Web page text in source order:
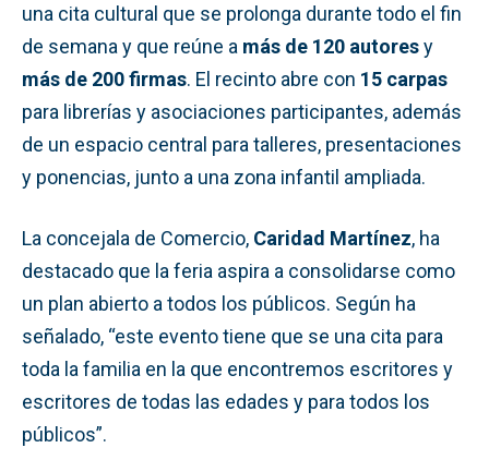
una cita cultural que se prolonga durante todo el fin
de semana y que reúne a más de 120 autoresy
más de 200 firmas. El recinto abre con 15 carpas
para librerías y asociaciones participantes, además
de un espacio central para talleres, presentaciones
y ponencias, junto a una zona infantil ampliada.
La concejala de Comercio, Caridad Martínez, ha
destacado que la feria aspira a consolidarse como
un plan abierto a todos los públicos. Según ha
señalado, “este evento tiene que se una cita para
toda la familia en la que encontremos escritores y
escritores de todas las edades y para todos los
públicos”.